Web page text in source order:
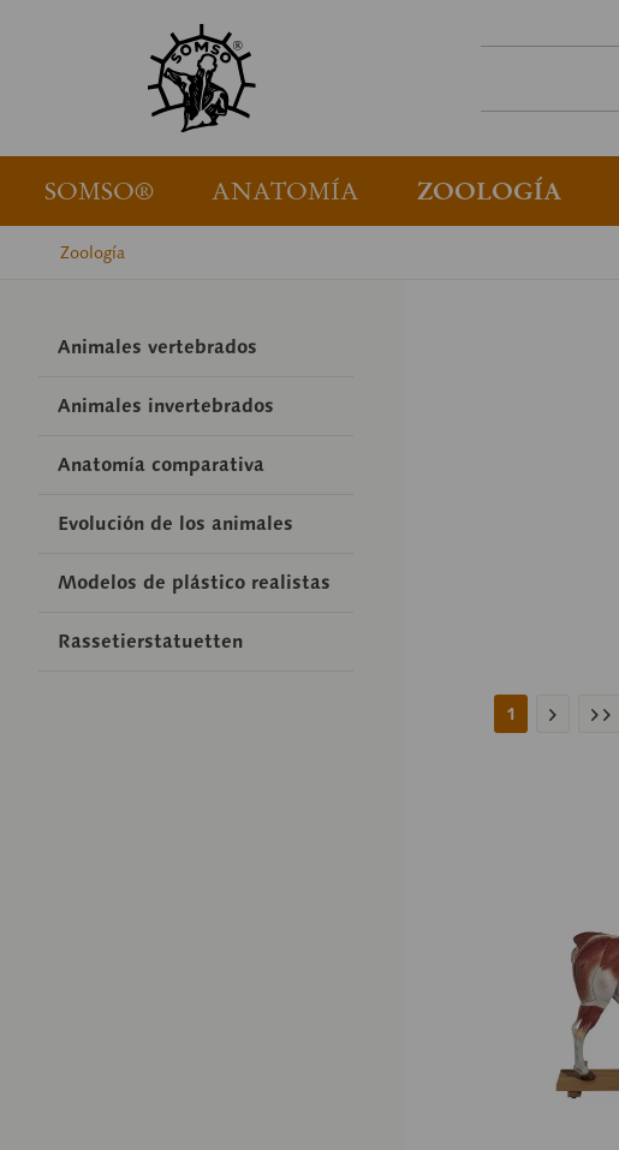
SOMSO® ANATOMÍA ZOOLOGÍA
Zoología
Animales vertebrados
Animales invertebrados
Anatomía comparativa
Evolución de los animales
Modelos de plástico realistas
Rassetierstatuetten
1